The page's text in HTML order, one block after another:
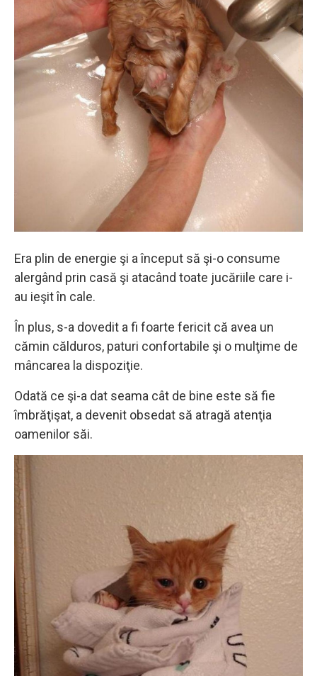
Era plin de energie şi a început să şi-o consume
alergând prin casă şi atacând toate jucăriile care i-
au ieşit în cale.
În plus, s-a dovedit a fi foarte fericit că avea un
cămin călduros, paturi confortabile şi o mulţime de
mâncarea la dispoziţie.
Odată ce şi-a dat seama cât de bine este să fie
îmbrăţişat, a devenit obsedat să atragă atenţia
oamenilor săi.